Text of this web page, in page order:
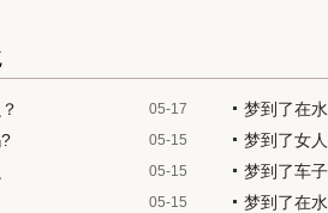
05-17 梦到了在
05-15 梦到了女
05-15 梦到了车
05-15 梦到了在